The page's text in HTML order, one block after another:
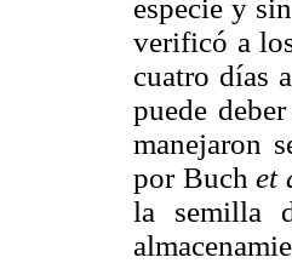
especie y
verificó a
cuatro días
puede
manejaron
por Buchet
la semilla